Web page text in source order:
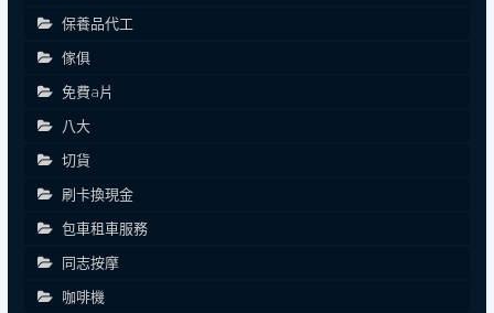
保養品代工
傢俱
免費a片
八大
切貨
刷卡換現金
包車租車服務
同志按摩
咖啡機